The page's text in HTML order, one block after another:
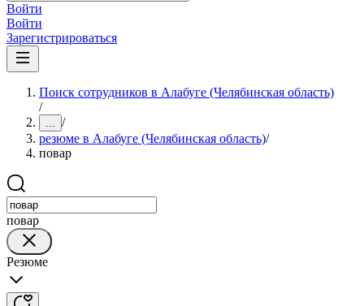
Войти
Войти
Зарегистрироваться
Поиск сотрудников в Алабуге (Челябинская область)
/
... /
резюме в Алабуге (Челябинская область)/
повар
повар
Резюме